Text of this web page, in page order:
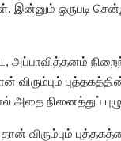
இன்னும் ஒருபடி
அப்பாவித்தனம்
அதை நினைத்துப்
தான் விரும்பும்